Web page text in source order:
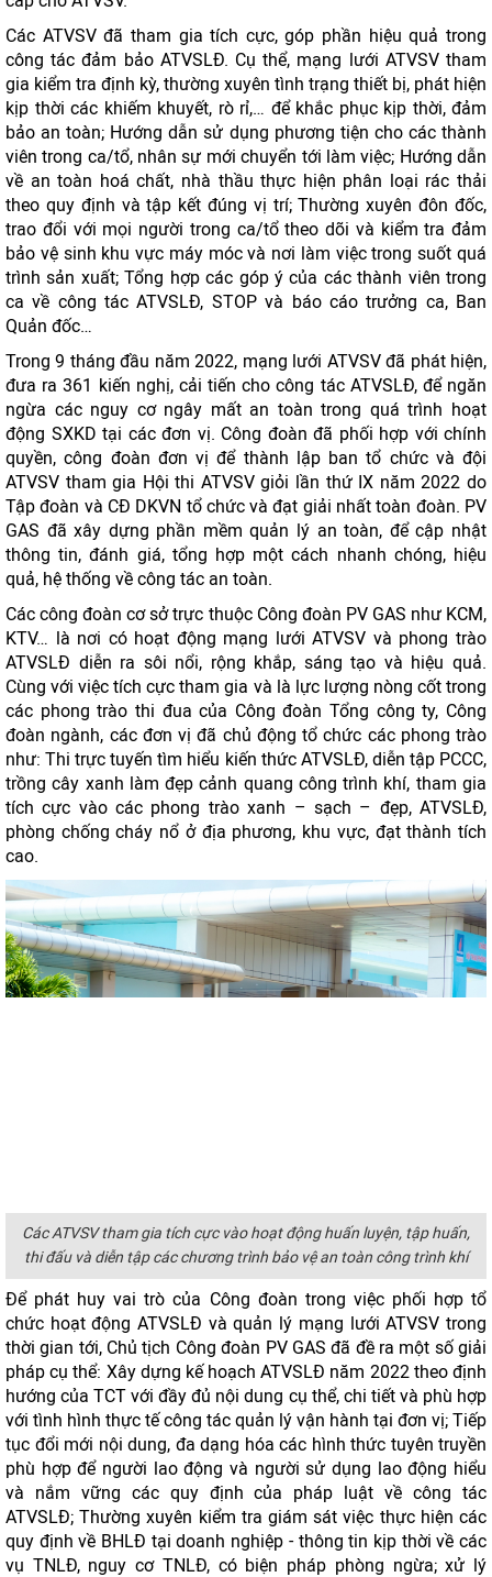
Các ATVSV đã tham gia tích cực, góp phần hiệu quả trong
công tác đảm bảo ATVSLĐ. Cụ thể, mạng lưới ATVSV tham
gia kiểm tra định kỳ, thường xuyên tình trạng thiết bị, phát hiện
kịp thời các khiếm khuyết, rò rỉ,… để khắc phục kịp thời, đảm
bảo an toàn; Hướng dẫn sử dụng phương tiện cho các thành
viên trong ca/tổ, nhân sự mới chuyển tới làm việc; Hướng dẫn
về an toàn hoá chất, nhà thầu thực hiện phân loại rác thải
theo quy định và tập kết đúng vị trí; Thường xuyên đôn đốc,
trao đổi với mọi người trong ca/tổ theo dõi và kiểm tra đảm
bảo vệ sinh khu vực máy móc và nơi làm việc trong suốt quá
trình sản xuất; Tổng hợp các góp ý của các thành viên trong
ca về công tác ATVSLĐ, STOP và báo cáo trưởng ca, Ban
Quản đốc…
Trong 9 tháng đầu năm 2022, mạng lưới ATVSV đã phát hiện,
đưa ra 361 kiến nghị, cải tiến cho công tác ATVSLĐ, để ngăn
ngừa các nguy cơ ngây mất an toàn trong quá trình hoạt
động SXKD tại các đơn vị. Công đoàn đã phối hợp với chính
quyền, công đoàn đơn vị để thành lập ban tổ chức và đội
ATVSV tham gia Hội thi ATVSV giỏi lần thứ IX năm 2022 do
Tập đoàn và CĐ DKVN tổ chức và đạt giải nhất toàn đoàn. PV
GAS đã xây dựng phần mềm quản lý an toàn, để cập nhật
thông tin, đánh giá, tổng hợp một cách nhanh chóng, hiệu
quả, hệ thống về công tác an toàn.
Các công đoàn cơ sở trực thuộc Công đoàn PV GAS như KCM,
KTV… là nơi có hoạt động mạng lưới ATVSV và phong trào
ATVSLĐ diễn ra sôi nổi, rộng khắp, sáng tạo và hiệu quả.
Cùng với việc tích cực tham gia và là lực lượng nòng cốt trong
các phong trào thi đua của Công đoàn Tổng công ty, Công
đoàn ngành, các đơn vị đã chủ động tổ chức các phong trào
như: Thi trực tuyến tìm hiểu kiến thức ATVSLĐ, diễn tập PCCC,
trồng cây xanh làm đẹp cảnh quang công trình khí, tham gia
tích cực vào các phong trào xanh – sạch – đẹp, ATVSLĐ,
phòng chống cháy nổ ở địa phương, khu vực, đạt thành tích
cao.
Các ATVSV tham gia tích cực vào hoạt động huấn luyện, tập huấn,
thi đấu và diễn tập các chương trình bảo vệ an toàn công trình khí
Để phát huy vai trò của Công đoàn trong việc phối hợp tổ
chức hoạt động ATVSLĐ và quản lý mạng lưới ATVSV trong
thời gian tới, Chủ tịch Công đoàn PV GAS đã đề ra một số giải
pháp cụ thể: Xây dựng kế hoạch ATVSLĐ năm 2022 theo định
hướng của TCT với đầy đủ nội dung cụ thể, chi tiết và phù hợp
với tình hình thực tế công tác quản lý vận hành tại đơn vị; Tiếp
tục đổi mới nội dung, đa dạng hóa các hình thức tuyên truyền
phù hợp để người lao động và người sử dụng lao động hiểu
và nắm vững các quy định của pháp luật về công tác
ATVSLĐ; Thường xuyên kiểm tra giám sát việc thực hiện các
quy định về BHLĐ tại doanh nghiệp - thông tin kịp thời về các
vụ TNLĐ, nguy cơ TNLĐ, có biện pháp phòng ngừa; xử lý